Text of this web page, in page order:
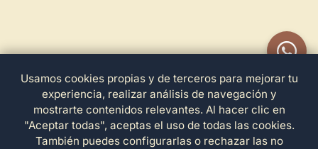
Usamos cookies propias y de terceros para mejorar tu
experiencia, realizar análisis de navegación y
mostrarte contenidos relevantes. Al hacer clic en
"Aceptar todas", aceptas el uso de todas las cookies.
También puedes configurarlas o rechazar las no